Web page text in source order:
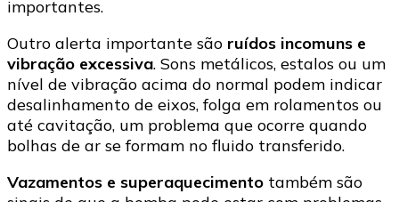
importantes.
Outro alerta importante são ruídos incomuns e
vibração excessiva. Sons metálicos, estalos ou um
nível de vibração acima do normal podem indicar
desalinhamento de eixos, folga em rolamentos ou
até cavitação, um problema que ocorre quando
bolhas de ar se formam no fluido transferido.
Vazamentos e superaquecimento também são